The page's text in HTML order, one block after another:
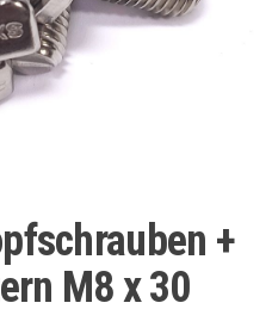
+
M8 x 30